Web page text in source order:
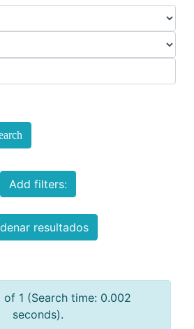
Add filters:
resultados
of 1 (Search time: 0.002
seconds).